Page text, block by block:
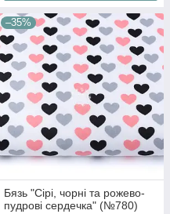
–35%
Бязь "Сірі, чорні та рожево-
пудрові сердечка" (№780)